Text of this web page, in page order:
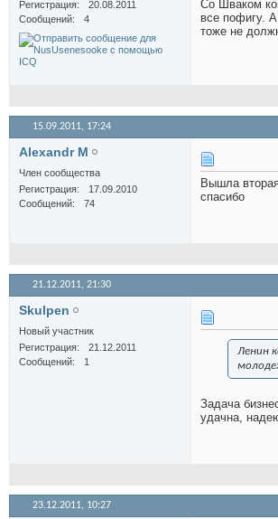
Регистрация
20.08.2011
Сообщений
4
Со Шваком
все пофигу.
тоже не
15.09.2011, 17:24
Alexandr M
Член сообщества
Регистрация
17.09.2010
Сообщений
74
Вышла
спасибо
21.12.2011, 21:30
Skulpen
Новый участник
Регистрация
21.12.2011
Сообщений
1
Ленин
Задача
удачна,
23.12.2011, 10:27